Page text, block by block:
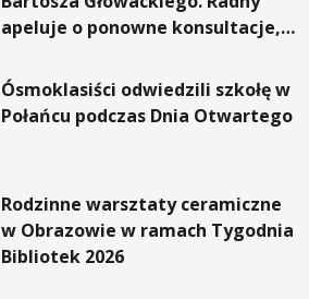
apeluje o ponowne konsultacje,
Ósmoklasiści odwiedzili szkołę w
Połańcu podczas Dnia Otwartego
Rodzinne warsztaty ceramiczne
w Obrazowie w ramach Tygodnia
Bibliotek 2026